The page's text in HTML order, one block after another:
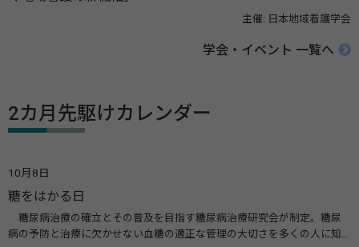
主催: 日本地域看護学会
学会・イベント 一覧へ
2カ月先駆けカレンダー
10月8日
糖をはかる日
糖尿病治療の確立とその普及を目指す糖尿病治療研究会が制定。糖尿
病の予防と治療に欠かせない血糖の適正な管理の大切さを多くの人に知